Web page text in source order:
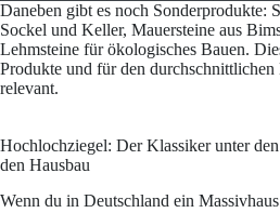
Daneben gibt es noch Sonderprodukte:
Sockel und Keller, Mauersteine aus
Lehmsteine für ökologisches Bauen.
Produkte und für den durchschnittlichen
relevant.
Hochlochziegel: Der Klassiker unter
den Hausbau
Wenn du in Deutschland ein